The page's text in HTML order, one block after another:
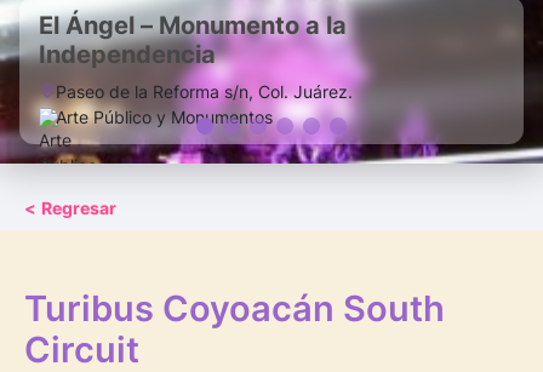
El Ángel – Monumento a la
Independencia
Paseo de la Reforma s/n, Col. Juárez.
Arte Público y Monumentos
< Regresar
Turibus Coyoacán South
Circuit